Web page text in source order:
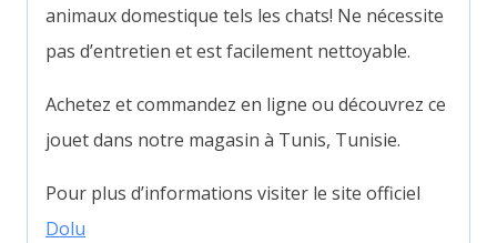
animaux domestique tels les chats! Ne nécessite
pas d’entretien et est facilement nettoyable.
Achetez et commandez en ligne ou découvrez ce
jouet dans notre magasin à Tunis, Tunisie.
Pour plus d’informations visiter le site officiel
Dolu